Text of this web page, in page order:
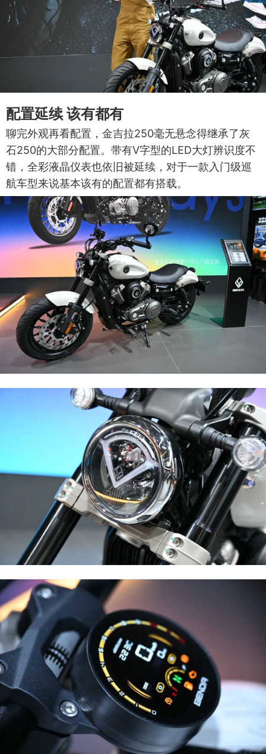
配置延续 该有都有
聊完外观再看配置，金吉拉250毫无悬念得继承了灰
石250的大部分配置。带有V字型的LED大灯辨识度不
错，全彩液晶仪表也依旧被延续，对于一款入门级巡
航车型来说基本该有的配置都有搭载。